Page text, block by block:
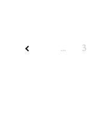
... 3